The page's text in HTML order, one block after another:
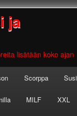
ja
lisätään koko ajan
Scorppa
MILF XXL